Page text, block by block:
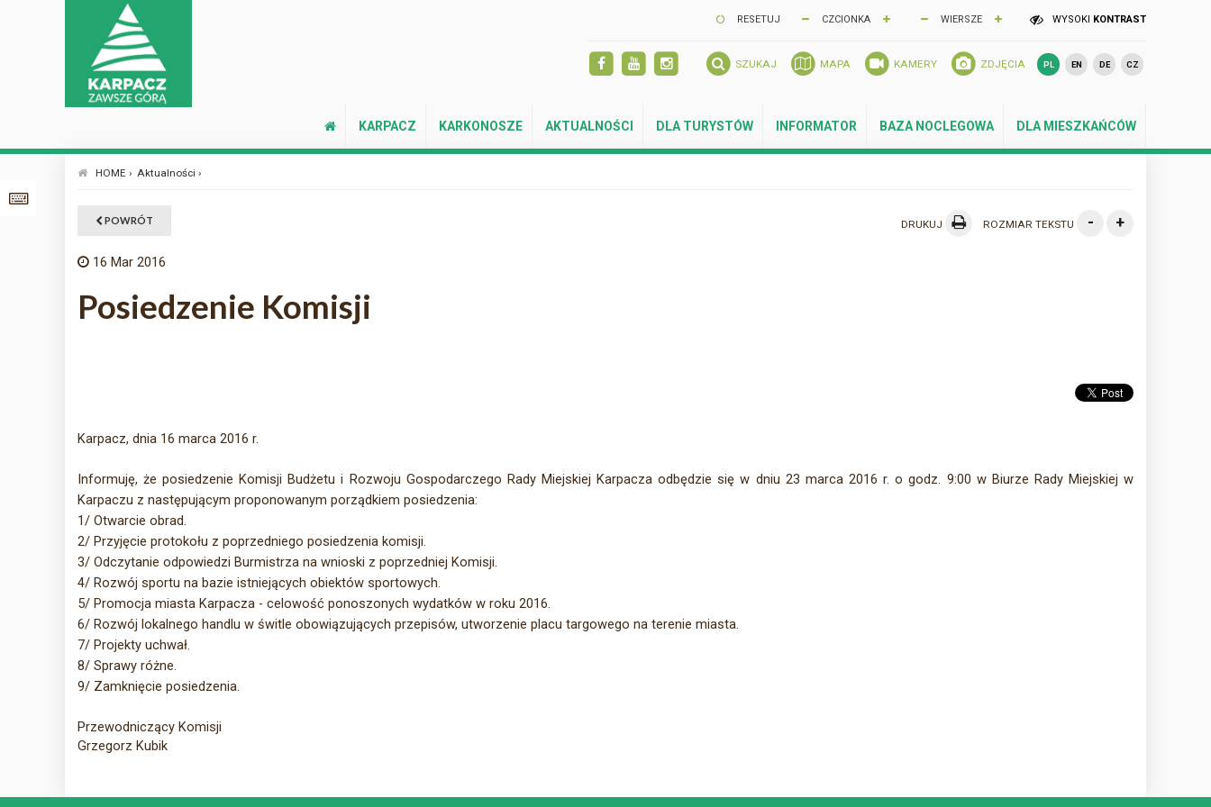
RESETUJ CZCIONKA WIERSZE WYSOKI KONTRAST
SZUKAJ MAPA KAMERY ZDJĘCIA PL EN DE CZ
KARPACZ KARKONOSZE AKTUALNOŚCI DLA TURYSTÓW INFORMATOR BAZA NOCLEGOWA DLA MIESZKAŃCÓW
HOME › Aktualności ›
POWRÓT DRUKUJ ROZMIAR TEKSTU - +
16 Mar 2016
Posiedzenie Komisji
Karpacz, dnia 16 marca 2016 r.
Informuję, że posiedzenie Komisji Budżetu i Rozwoju Gospodarczego Rady Miejskiej Karpacza odbędzie się w dniu 23 marca 2016 r. o godz. 9:00 w Biurze Rady Miejskiej w
Karpaczu z następującym proponowanym porządkiem posiedzenia:
1/ Otwarcie obrad.
2/ Przyjęcie protokołu z poprzedniego posiedzenia komisji.
3/ Odczytanie odpowiedzi Burmistrza na wnioski z poprzedniej Komisji.
4/ Rozwój sportu na bazie istniejących obiektów sportowych.
5/ Promocja miasta Karpacza - celowość ponoszonych wydatków w roku 2016.
6/ Rozwój lokalnego handlu w świtle obowiązujących przepisów, utworzenie placu targowego na terenie miasta.
7/ Projekty uchwał.
8/ Sprawy różne.
9/ Zamknięcie posiedzenia.
Przewodniczący Komisji
Grzegorz Kubik